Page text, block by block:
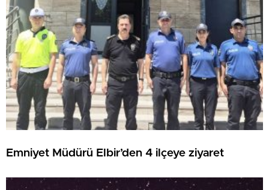
Emniyet Müdürü Elbir’den 4 ilçeye ziyaret